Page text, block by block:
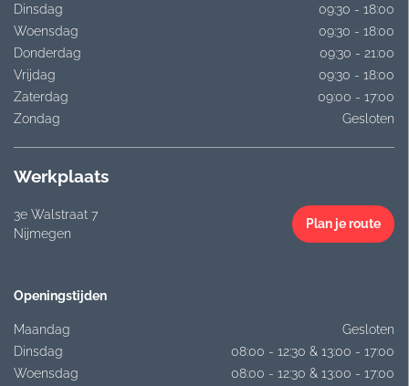
Dinsdag
09:30 - 18:00
Woensdag
09:30 - 18:00
Donderdag
09:30 - 21:00
Vrijdag
09:30 - 18:00
Zaterdag
09:00 - 17:00
Zondag
Gesloten
Werkplaats
3e Walstraat 7
Nijmegen
Plan je route
Openingstijden
Maandag
Gesloten
Dinsdag
08:00 - 12:30 & 13:00 - 17:00
Woensdag
08:00 - 12:30 & 13:00 - 17:00